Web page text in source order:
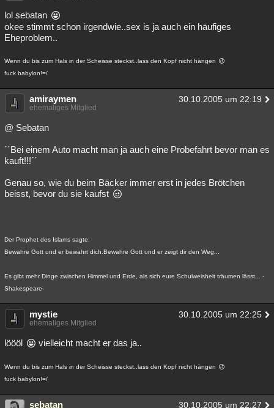
lol sebatan
okee stimmt schon irgendwie..sex is ja auch ein häufiges
Eheproblem..
Wenn du bis zum Hals in der Scheisse steckst..lass den Kopf nicht hängen
fuck babylon!=/
amiraymen 30.10.2005 um 22:19
ehemaliges Mitglied
@ Sebatan
´´Bei einem Auto macht man ja auch eine Probefahrt bevor man es
kauft!!!´´
Genau so, wie du beim Bäcker immer erst in jedes Brötchen
beisst, bevor du sie kaufst
Der Prophet des Islams sagte:
Bewahre Gott und er bewahrt dich.Bewahre Gott und er zeigt dir den Weg...
Es gibt mehr Dinge zwischen Himmel und Erde, als sich eure Schulweisheit träumen lässt... -
Shakespeare-
mystie 30.10.2005 um 22:25
ehemaliges Mitglied
löööl vielleicht macht er das ja..
Wenn du bis zum Hals in der Scheisse steckst..lass den Kopf nicht hängen
fuck babylon!=/
sebatan 30.10.2005 um 22:27